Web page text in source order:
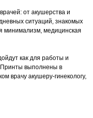
от акушерства и
ситуаций, знакомых
минимализм, медицинская
как для работы и
Принты выполнены в
врачу акушеру-гинекологу,